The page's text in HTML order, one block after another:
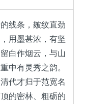
线条，皴纹直劲
用墨甚浓，有坚
白作烟云，与山
中有灵秀之韵。
代才归于范宽名
的密林、粗砺的